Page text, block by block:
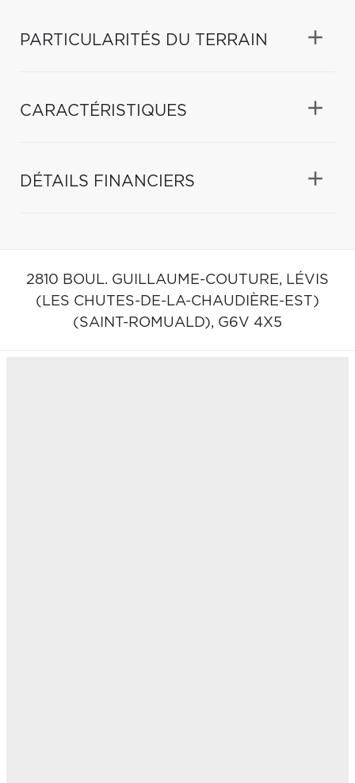
PARTICULARITÉS DU TERRAIN
CARACTÉRISTIQUES
DÉTAILS FINANCIERS
2810 BOUL. GUILLAUME-COUTURE, LÉVIS
(LES CHUTES-DE-LA-CHAUDIÈRE-EST)
(SAINT-ROMUALD), G6V 4X5